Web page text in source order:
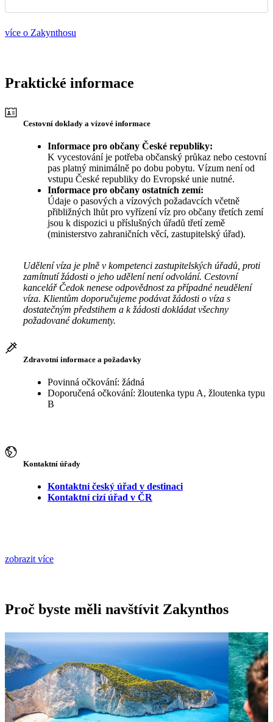
více o Zakynthosu
Praktické informace
Cestovní doklady a vízové informace
Informace pro občany České republiky:
K vycestování je potřeba občanský průkaz nebo cestovní
pas platný minimálně po dobu pobytu. Vízum není od
vstupu České republiky do Evropské unie nutné.
Informace pro občany ostatních zemí:
Údaje o pasových a vízových požadavcích včetně
přibližných lhůt pro vyřízení víz pro občany třetích zemí
jsou k dispozici u příslušných úřadů třetí země
(ministerstvo zahraničních věcí, zastupitelský úřad).
Udělení víza je plně v kompetenci zastupitelských úřadů, proti
zamítnutí žádosti o jeho udělení není odvolání. Cestovní
kancelář Čedok nenese odpovědnost za případné neudělení
víza. Klientům doporučujeme podávat žádosti o víza s
dostatečným předstihem a k žádosti dokládat všechny
požadované dokumenty.
Zdravotní informace a požadavky
Povinná očkování: žádná
Doporučená očkování: žloutenka typu A, žloutenka typu
B
Kontaktní úřady
Kontaktní český úřad v destinaci
Kontaktní cizí úřad v ČR
zobrazit více
Proč byste měli navštívit Zakynthos